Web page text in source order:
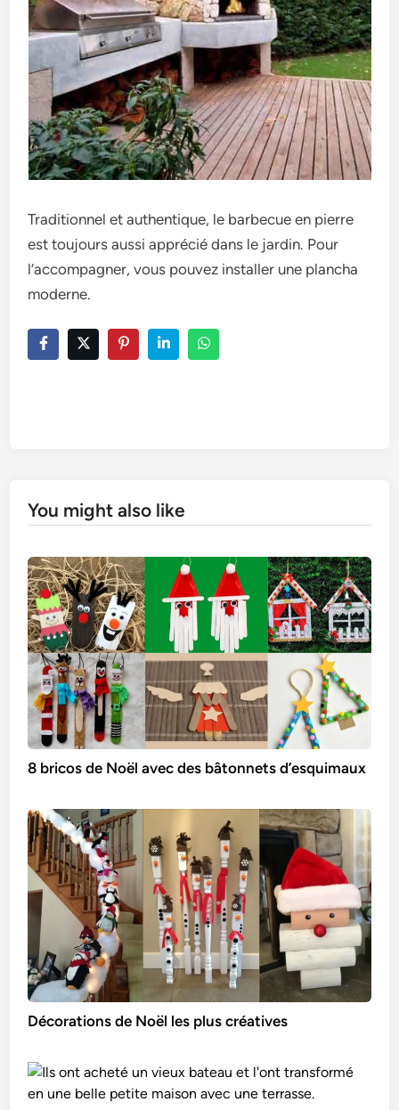
Traditionnel et authentique, le barbecue en pierre
est toujours aussi apprécié dans le jardin. Pour
l’accompagner, vous pouvez installer une plancha
moderne.
You might also like
8 bricos de Noël avec des bâtonnets d’esquimaux
Décorations de Noël les plus créatives